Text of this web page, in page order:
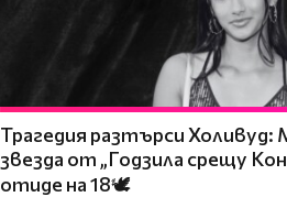
Трагедия разтърси Холивуд:
звезда от „Годзила срещу
отиде на 18🕊️